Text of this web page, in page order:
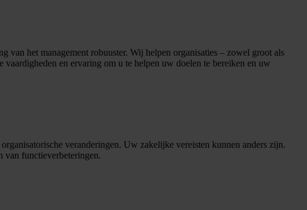
van het management robuuster. Wij helpen organisaties – zowel groot als
en ervaring om u te helpen uw doelen te bereiken en uw
veranderingen. Uw zakelijke vereisten kunnen anders zijn.
van functieverbeteringen.